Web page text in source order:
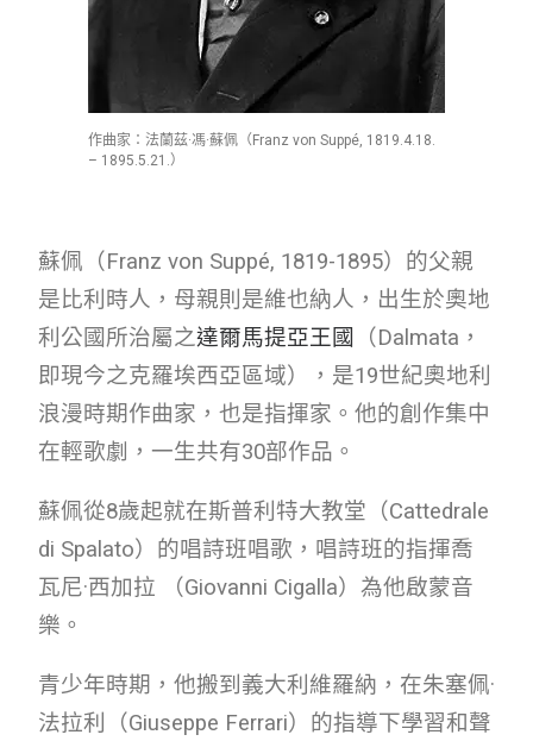
作曲家：法蘭茲·馮·蘇佩（Franz von Suppé, 1819.4.18.
– 1895.5.21.）
蘇佩（Franz von Suppé, 1819-1895）的父親
是比利時人，母親則是維也納人，出生於奧地
利公國所治屬之達爾馬提亞王國
（Dalmata，
即現今之克羅埃西亞區域），是19世紀奧地利
浪漫時期作曲家，也是指揮家。他的創作集中
在輕歌劇，一生共有30部作品。
蘇佩從8歲起就在斯普利特大教堂（Cattedrale
di Spalato）的唱詩班唱歌，唱詩班的指揮喬
瓦尼·西加拉 （Giovanni Cigalla）為他啟蒙音
樂。
青少年時期，他搬到義大利維羅納，在朱塞佩·
法拉利（Giuseppe Ferrari）的指導下學習和聲